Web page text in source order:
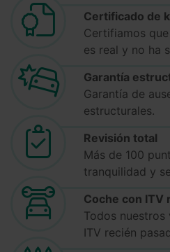
Certificado de
Certifiamos
es real y no ha
Garantía
Garantía de
estructurales.
Revisión total
Más de 100
tranquilidad y
Coche con ITV
Todos nuestros
ITV recién